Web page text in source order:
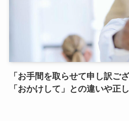
「お手間を取らせて申し訳ご
「おかけして」との違いや正